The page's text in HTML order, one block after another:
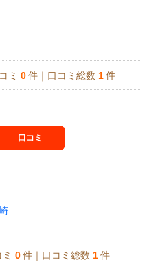
ミ 0 件｜口コミ総数 1 件
口コミ
0 件｜口コミ総数 1 件